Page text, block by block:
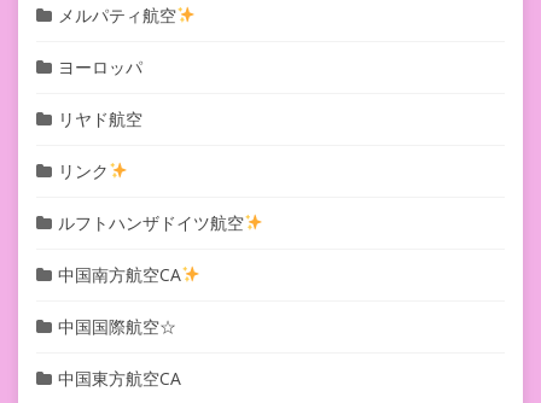
メルパティ航空
ヨーロッパ
リヤド航空
リンク
ルフトハンザドイツ航空
中国南方航空CA
中国国際航空☆
中国東方航空CA